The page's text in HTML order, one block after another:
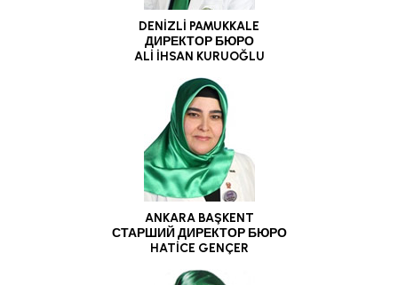
DENİZLİ PAMUKKALE
ДИРЕКТОР БЮРО
ALİ İHSAN KURUOĞLU
ANKARA BAŞKENT
СТАРШИЙ ДИРЕКТОР БЮРО
HATİCE GENÇER